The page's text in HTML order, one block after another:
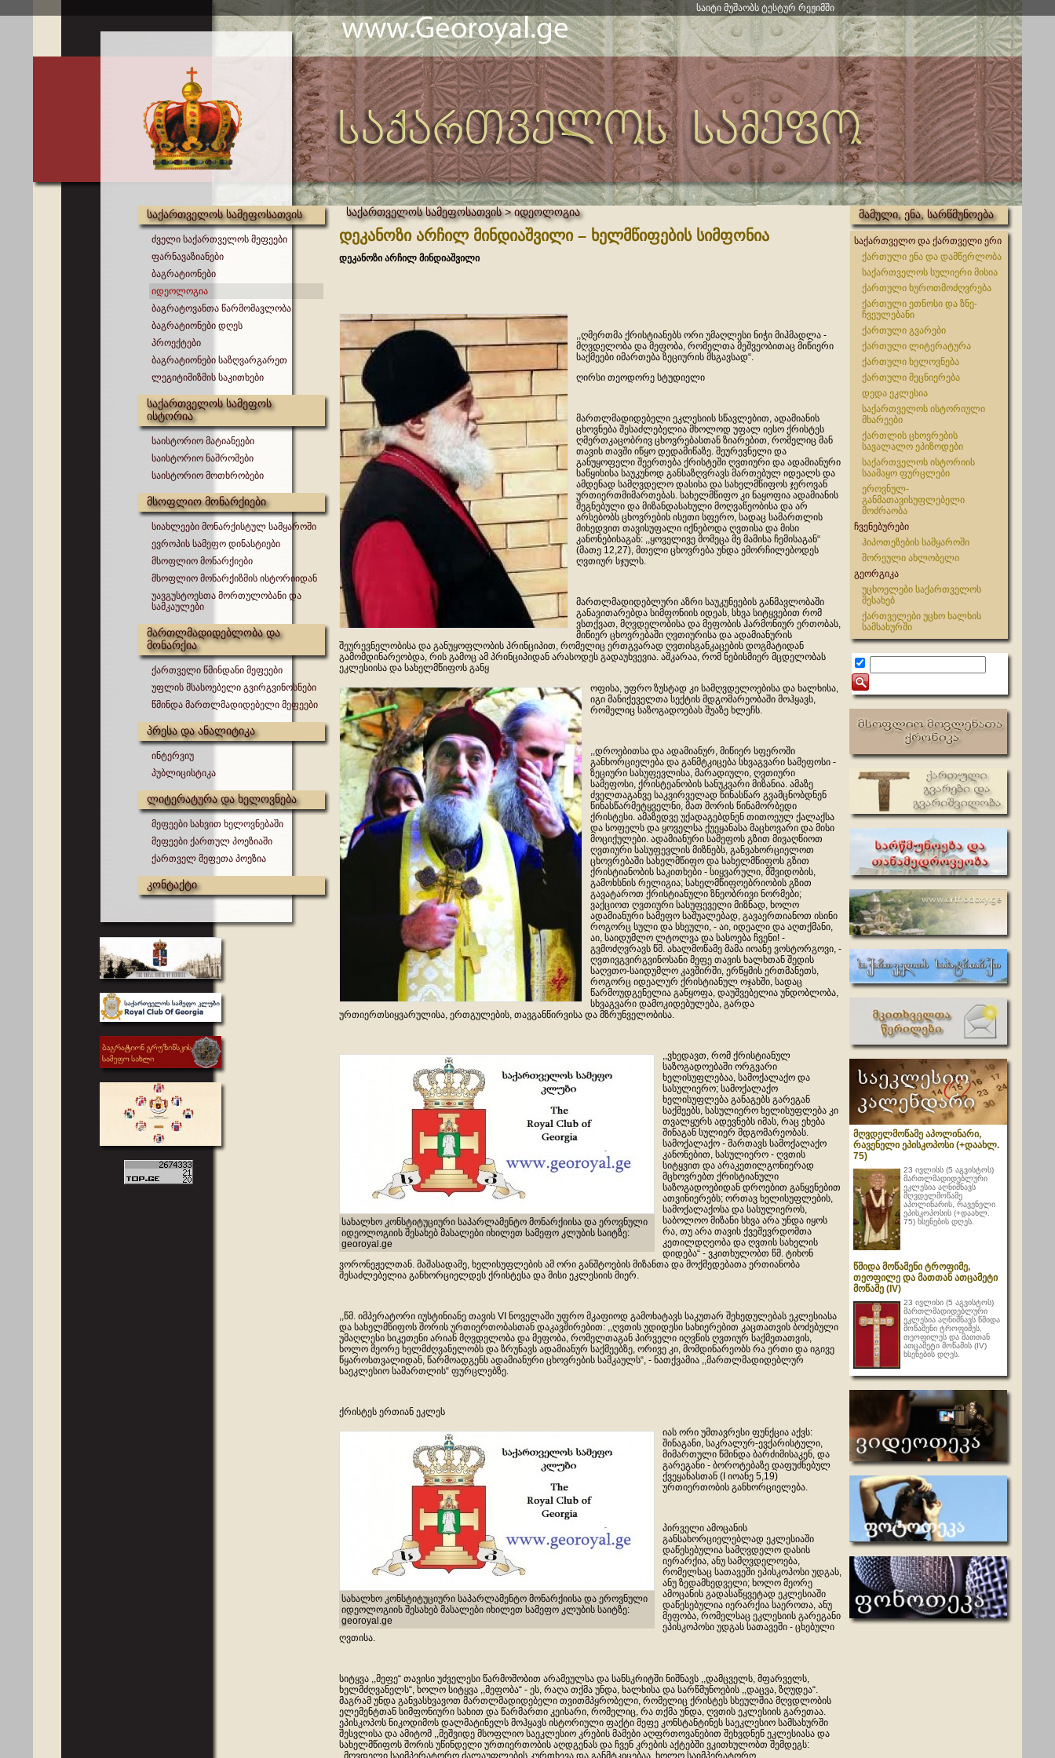
საიტი მუშაობს ტესტურ რეჟიმში
საქართველოს სამეფოსათვის
ძველი საქართველოს მეფეები
ფარნავაზიანები
ბაგრატიონები
იდეოლოგია
ბაგრატოვანთა წარმომავლობა
ბაგრატიონები დღეს
პროექტები
ბაგრატიონები საზღვარგარეთ
ლეგიტიმიზმის საკითხები
საქართველოს სამეფოს
ისტორია
საისტორიო მატიანეები
საისტორიო ნაშრომები
საისტორიო მოთხრობები
მსოფლიო მონარქიები
სიახლეები მონარქისტულ სამყაროში
ევროპის სამეფო დინასტიები
მსოფლიო მონარქიები
მსოფლიო მონარქიზმის ისტორიიდან
უავგუსტოესთა მორთულობანი და
სამკაულები
მართლმადიდებლობა და
მონარქია
ქართველი წმინდანი მეფეები
უფლის მსასოებელი გვირგვინოსნები
წმინდა მართლმადიდებელი მეფეები
პრესა და ანალიტიკა
ინტერვიუ
პუბლიცისტიკა
ლიტერატურა და ხელოვნება
მეფეები სახვით ხელოვნებაში
მეფეები ქართულ პოეზიაში
ქართველ მეფეთა პოეზია
კონტაქტი
საქართველოს სამეფოსათვის > იდეოლოგია
დეკანოზი არჩილ მინდიაშვილი – ხელმწიფების სიმფონია
დეკანოზი არჩილ მინდიაშვილი
,,ღმერთმა ქრისტიანებს ორი უმაღლესი ნიჭი მიჰმადლა -
მღვდელობა და მეფობა, რომელთა მეშვეობითაც მიწიერი
საქმეები იმართება ზეციურის მსგავსად“.
ღირსი თეოდორე სტუდიელი
მართლმადიდებელი ეკლესიის სწავლებით, ადამიანის
ცხოვნება შესაძლებელია მხოლოდ უფალ იესო ქრისტეს
ღმერთკაცობრივ ცხოვრებასთან ზიარებით, რომელიც მან
თავის თავში იწყო დედამიწაზე. შეურევნელი და
განუყოფელი შეერთება ქრისტეში ღვთიური და ადამიანური
საწყისისა საუკუნოდ განსაზღვრავს მართებულ იდეალს და
ამდენად სამღვდელო დასისა და სახელმწიფოს ჯეროვან
ურთიერთმიმართებას. სახელმწიფო კი ნაყოფია ადამიანის
შეგნებული და მიზანდასახული მოღვაწეობისა და არ
არსებობს ცხოვრების ისეთი სფერო, სადაც სამართლის
მიხედვით თავისუფალი იქნებოდა ღვთისა და მისი
კანონებისაგან: ,,ყოველივე მომეცა მე მამისა ჩემისაგან“
(მათე 12,27), მთელი ცხოვრება უნდა ემორჩილებოდეს
ღვთიურ სჯულს.
მართლმადიდებლური აზრი საუკუნეების განმავლობაში
განავითარებდა სიმფონიის იდეას, სხვა სიტყვებით რომ
ვსთქვათ, მღვდელობისა და მეფობის ჰარმონიურ ერთობას,
მიწიერ ცხოვრებაში ღვთიურისა და ადამიანურის
შეურევნელობისა და განუყოფლობის პრინციპით, რომელიც ერთგვარად ღვთისგანკაცების დოგმატიდან
გამომდინარეობდა, რის გამოც ამ პრინციპიდან არასოდეს გადაუხვევია. აშკარაა, რომ ნებისმიერ მცდელობას
ეკლესიისა და სახელმწიფოს განყ
ოფისა, უფრო ზუსტად კი სამღვდელოებისა და ხალხისა,
იგი მანიქეველთა სექტის მდგომარეობაში მოჰყავს,
რომელიც საზოგადოებას შუაზე ხლეჩს.
,,დროებითსა და ადამიანურ, მიწიერ სფეროში
განხორციელება და განმტკიცება სხვაგვარი სამეფოსი -
ზეციური სასუფევლისა, მარადიული, ღვთიური
სამეფოსი, ქრისტეანობის სანუკვარი მიზანია. ამაზე
ძველთაგანვე საკვირველად წინასწარ გვამცნობდნენ
წინასწარმეტყველნი, მათ შორის წინამორბედი
ქრისტესი. ამაზედვე უქადაგებდნენ თითოეულ ქალაქსა
და სოფელს და ყოველსა ქუეყანასა მაცხოვარი და მისი
მოციქულები. ადამიანური სამეფოს გზით მივაღწიოთ
ღვთიური სასუფევლის მიზნებს, განვახორციელოთ
ცხოვრებაში სახელმწიფო და სახელმწიფოს გზით
ქრისტიანობის საკითხები - სიყვარული, მშვიდობის,
გამოხსნის რელიგია; სახელმწიფოებრიობის გზით
გავატაროთ ქრისტიანული ზნეობრივი ნორმები;
ვაქციოთ ღვთიური სასუფეველი მიზნად, ხოლო
ადამიანური სამეფო საშუალებად, გავაერთიანოთ ისინი
როგორც სული და სხეული, - აი, იდეალი და აღთქმანი,
აი, საიდუმლო ლტოლვა და სასოება ჩვენი! -
გვმოძღვრავს წმ. ახალმოწამე მამა იოანე ვოსტორგოვი, -
ღვთივგვირგვინოსანი მეფე თავის ხალხთან შედის
საღვთო-საიდუმლო კავშირში, ერწყმის ერთმანეთს,
როგორც იდეალურ ქრისტიანულ ოჯახში, სადაც
წარმოუდგენელია განყოფა, დაუშვებელია უნდობლობა,
სხვაგვარი დამოკიდებულება, გარდა
ურთიერთსიყვარულისა, ერთგულების, თავგანწირვისა და მზრუნველობისა.
სახალხო კონსტიტუციური საპარლამენტო მონარქიისა და ეროვნული
იდეოლოგიის შესახებ მასალები იხილეთ სამეფო კლუბის საიტზე:
georoyal.ge
,,ვხედავთ, რომ ქრისტიანულ
საზოგადოებაში ორგვარი
ხელისუფლებაა, სამოქალაქო და
სასულიერო; სამოქალაქო
ხელისუფლება განაგებს გარეგან
საქმეებს, სასულიერო ხელისუფლება კი
თვალყურს ადევნებს იმას, რაც ეხება
შინაგან სულიერ მდგომარეობას.
სამოქალაქო - მართავს სამოქალაქო
კანონებით, სასულიერო - ღვთის
სიტყვით და არაკეთილგონიერად
მცხოვრებთ ქრისტიანული
საზოგადოებიდან დროებით განყენებით
ათვინიერებს; ორთავ ხელისუფლების,
სამოქალაქოსა და სასულიეროს,
საბოლოო მიზანი სხვა არა უნდა იყოს
რა, თუ არა თავის ქვეშევრდომთა
კეთილდღეობა და ღვთის სახელის
დიდება“ - ვკითხულობთ წმ. ტიხონ
ვორონეჟელთან. მაშასადამე, ხელისუფლების ამ ორი განშტოების მიზანთა და მოქმედებათა ერთიანობა
შესაძლებელია განხორციელდეს ქრისტესა და მისი ეკლესიის მიერ.
,,წმ. იმპერატორი იუსტინიანე თავის VI ნოველაში უფრო მკაფიოდ გამოხატავს საკუთარ შეხედულებას ეკლესიასა
და სახელმწიფოს შორის ურთიერთობასთან დაკავშირებით: ,,ღვთის უდიდესი სახიერებით კაცთათვის ბოძებული
უმაღლესი სიკეთენი არიან მღვდელობა და მეფობა, რომელთაგან პირველი იღვწის ღვთიურ საქმეთათვის,
ხოლო მეორე ხელმძღვანელობს და ზრუნავს ადამიანურ საქმეებზე, ორივე კი, მომდინარეობს რა ერთი და იგივე
წყაროსთვალიდან, წარმოადგენს ადამიანური ცხოვრების სამკაულს“, - ნათქვამია ,,მართლმადიდებლურ
საეკლესიო სამართლის“ ფურცლებზე.
ქრისტეს ერთიან ეკლეს
სახალხო კონსტიტუციური საპარლამენტო მონარქიისა და ეროვნული
იდეოლოგიის შესახებ მასალები იხილეთ სამეფო კლუბის საიტზე:
georoyal.ge
იას ორი უმთავრესი ფუნქცია აქვს:
შინაგანი, საკრალურ-ევქარისტული,
მიმართული წმინდა ბარძიმისაკენ, და
გარეგანი - ბოროტებაზე დაფუძნებულ
ქვეყანასთან (I იოანე 5,19)
ურთიერთობის განხორციელება.
პირველი ამოცანის
განსახორციელებლად ეკლესიაში
დაწესებულია სამღვდელო დასის
იერარქია, ანუ სამღვდელოება,
რომელსაც სათავეში ეპისკოპოსი უდგას,
ანუ ზედამხედველი; ხოლო მეორე
ამოცანის გადასაწყვეტად ეკლესიაში
დაწესებულია იერარქია საეროთა, ანუ
მეფობა, რომელსაც ეკლესიის გარეგანი
ეპისკოპოსი უდგას სათავეში - ცხებული
ღვთისა.
სიტყვა ,,მეფე“ თავისი უძველესი წარმოშობით არამეულსა და სანსკრიტში ნიშნავს ,,დამცველს, მფარველს,
ხელმძღვანელს“, ხოლო სიტყვა ,,მეფობა“ - ეს, რაღა თქმა უნდა, ხალხისა და სარწმუნოების ,,დაცვა, ზღუდეა“.
მაგრამ უნდა განვასხვავოთ მართლმადიდებელი თვითმპყრობელი, რომელიც ქრისტეს სხეულშია მღვდლობის
ელემენტთან სიმფონიური სახით და წარმართი კეისარი, რომელიც, რა თქმა უნდა, ღვთის ეკლესიის გარეთაა.
ეპისკოპოს ნიკოდიმოს დალმატინელს მოჰყავს ისტორიული ფაქტი მეფე კონსტანტინეს საეკლესიო სამსახურში
შესვლისა და ამიტომ ,,მეშვიდე მსოფლიო საეკლესიო კრების მამები აღფრთოვანებით შეხვდნენ ეკლესიასა და
სახელმწიფოს შორის უწინდელი ურთიერთობის აღდგენას და ჩვენ კრების აქტებში ვკითხულობთ შემდეგს:
,,მღვდელი საიმპერატორო ძალაუფლების კურთხევა და განმტკიცებაა, ხოლო საიმპერატორო
მამული, ენა, სარწმუნოება
საქართველო და ქართველი ერი
ქართული ენა და დამწერლობა
საქართველოს სულიერი მისია
ქართული ხუროთმოძღვრება
ქართული ეთნოსი და ზნე-
ჩვეულებანი
ქართული გვარები
ქართული ლიტერატურა
ქართული ხელოვნება
ქართული მეცნიერება
დედა ეკლესია
საქართველოს ისტორიული
მხარეები
ქართლის ცხოვრების
სავალალო ეპიზოდები
საქართველოს ისტორიის
საამაყო ფურცლები
ეროვნულ-
განმათავისუფლებელი
მოძრაობა
ჩვენებურები
ჰიპოთეზების სამყაროში
შორეული ახლობელი
გეორგიკა
უცხოელები საქართველოს
შესახებ
ქართველები უცხო ხალხის
სამსახურში
მღვდელმოწამე აპოლინარი,
რავენელი ეპისკოპოსი (+დაახლ.
75)
23 ივლისს (5 აგვისტოს)
მართლმადიდებლური
ეკლესია აღნიშნავს
მღვდელმოწამე
აპოლინარის, რავენელი
ეპისკოპოსის (+დაახლ.
75) ხსენების დღეს.
წმიდა მოწამენი ტროფიმე,
თეოფილე და მათთან ათცამეტი
მოწამე (IV)
23 ივლისი (5 აგვისტოს)
მართლმადიდებლური
ეკლესია აღნიშნავს წმიდა
მოწამენი ტროფიმეს,
თეოფილეს და მათთან
ათცამეტი მოწამის (IV)
ხსენების დღეს.